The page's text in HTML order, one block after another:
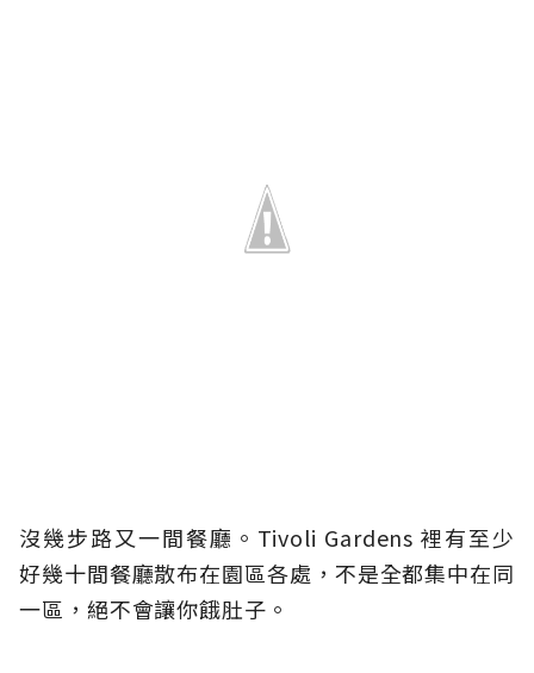
沒幾步路又一間餐廳。Tivoli Gardens 裡有至少
好幾十間餐廳散布在園區各處，不是全都集中在同
一區，絕不會讓你餓肚子。